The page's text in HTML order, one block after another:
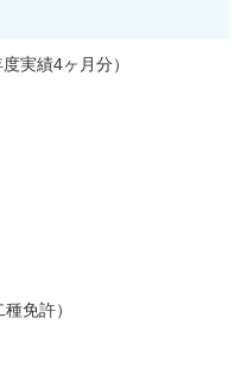
実績4ヶ月分）
免許）